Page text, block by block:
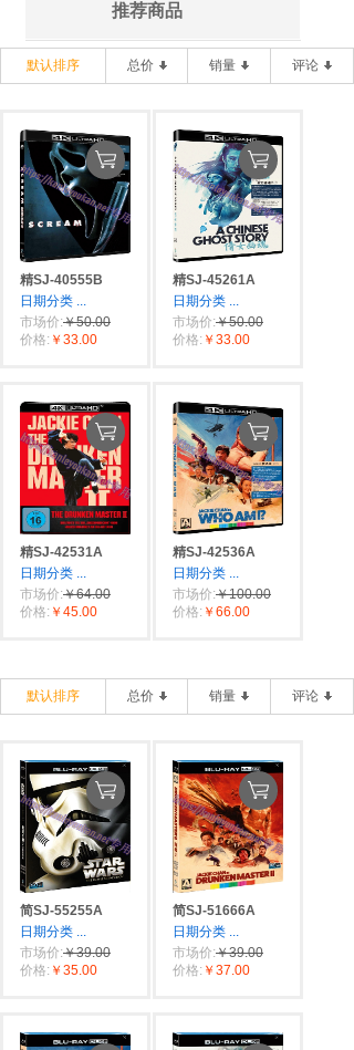
推荐商品
默认排序 总价 销量 评论
精SJ-40555B
日期分类 ...
市场价:￥50.00
价格: ￥33.00
精SJ-45261A
日期分类 ...
市场价:￥50.00
价格: ￥33.00
精SJ-42531A
日期分类 ...
市场价:￥64.00
价格: ￥45.00
精SJ-42536A
日期分类 ...
市场价:￥100.00
价格: ￥66.00
默认排序 总价 销量 评论
简SJ-55255A
日期分类 ...
市场价:￥39.00
价格: ￥35.00
简SJ-51666A
日期分类 ...
市场价:￥39.00
价格: ￥37.00